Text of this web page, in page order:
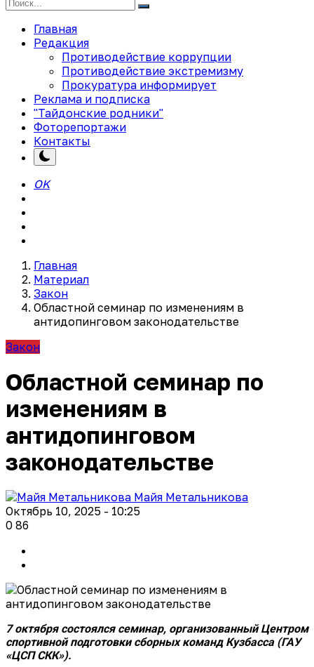
Главная
Редакция
Противодействие коррупции
Противодействие экстремизму
Прокуратура информирует
Реклама и подписка
"Тайдонские родники"
Фоторепортажи
Контакты
OK
Главная
Материал
Закон
Областной семинар по изменениям в
антидопинговом законодательстве
Закон
Областной семинар по
изменениям в
антидопинговом
законодательстве
Майя Метальникова
Октябрь 10, 2025 - 10:25
0 86
7 октября состоялся семинар, организованный Центром
спортивной подготовки сборных команд Кузбасса (ГАУ
«ЦСП СКК»).